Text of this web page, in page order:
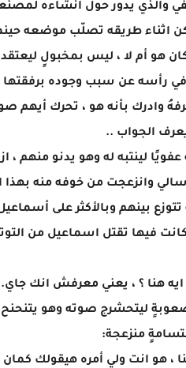
والذي يدور حول انشاءه
اثناء طريقه تصلّب موضعه
كان هو أم لا ، ليس بمخبولٍ
في رأسه عن سبب وجوده برفقتها
وادرك بأنه هو ، تحرك
الجواب ..
لينتبه له وهو يدنو منهم
سالي وانزعجت من خوفه منه
بينهم وبالأكثر على
فيها تقتل اسماعيل من
هنا ؟ ، يعني معرفش انك جاي.
ليتحشرج صوته وهو
منزعجة:
، هو انت ولي أمره هيقولك كمان